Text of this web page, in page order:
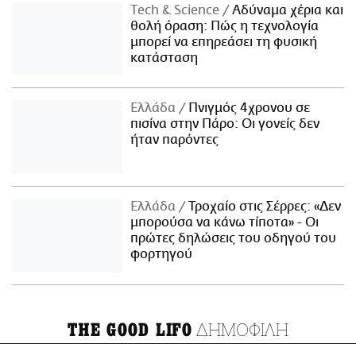
Τech & Science
Αδύναμα χέρια και
θολή όραση: Πώς η τεχνολογία
μπορεί να επηρεάσει τη φυσική
κατάσταση
Ελλάδα
Πνιγμός 4χρονου σε
πισίνα στην Πάρο: Οι γονείς δεν
ήταν παρόντες
Ελλάδα
Τροχαίο στις Σέρρες: «Δεν
μπορούσα να κάνω τίποτα» - Οι
πρώτες δηλώσεις του οδηγού του
φορτηγού
THE GOOD LIFO ΔΗΜΟΦΙΛΗ